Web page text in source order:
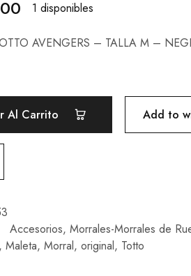
1 disponibles
AVENGERS – TALLA M –
Al Carrito Add to
Accesorios, Morrales-Morrales de
, Maleta, Morral, original, Totto